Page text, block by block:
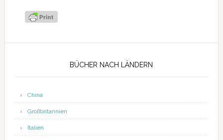
BÜCHER NACH LÄNDERN
China
Großbritannien
Italien